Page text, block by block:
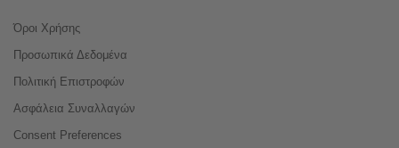
Όροι Χρήσης
Προσωπικά Δεδομένα
Πολιτική Επιστροφών
Ασφάλεια Συναλλαγών
Consent Preferences